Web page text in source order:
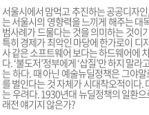
서울시에서 맘먹고 추진하는 공공디자
는 서울시의 영향력을 느끼게 해주는 대
범사례가 드물다는 것을 의미하는 것이
특히 경제가 최악인 마당에 한가로이 디
사 같은 소프트웨어 보다는 하드웨어에
다. ‘불도저’정부에게 ‘삽질’만 하지 말
는 하다. 때 아닌 예술뉴딜정책은 그야
를 벌인다는 것 자체가 시대착오적이다.
는 우려다. 1930년대 뉴딜정책의 일환
래전 얘기지 않은가?